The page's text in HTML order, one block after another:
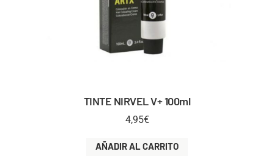
TINTE NIRVEL V+ 100ml
4,95€
AÑADIR AL CARRITO